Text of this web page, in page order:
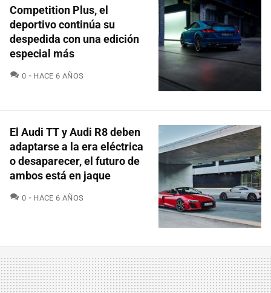
Competition Plus, el
deportivo continúa su
despedida con una edición
especial más
0 COMENTARIOS
HACE 6 AÑOS
El Audi TT y Audi R8 deben
adaptarse a la era eléctrica
o desaparecer, el futuro de
ambos está en jaque
0 COMENTARIOS
HACE 6 AÑOS